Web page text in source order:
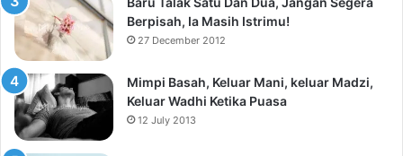
Berpisah, Ia Masih Istrimu!
27 December 2012
Mimpi Basah, Keluar Mani, keluar Madzi,
Keluar Wadhi Ketika Puasa
12 July 2013